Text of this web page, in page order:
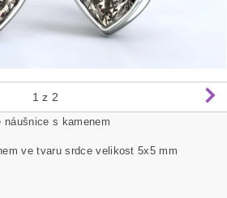
1 z 2
náušnice s kamenem
ve tvaru srdce velikost 5x5 mm